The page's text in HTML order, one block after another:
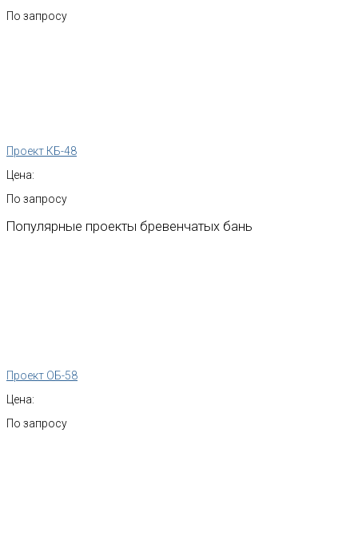
По запросу
Проект КБ-48
Цена:
По запросу
Популярные проекты бревенчатых бань
Проект ОБ-58
Цена:
По запросу